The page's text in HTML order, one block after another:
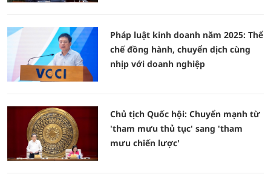
Pháp luật kinh doanh năm 2025: Thể
chế đồng hành, chuyển dịch cùng
nhịp với doanh nghiệp
Chủ tịch Quốc hội: Chuyển mạnh từ
'tham mưu thủ tục' sang 'tham
mưu chiến lược'